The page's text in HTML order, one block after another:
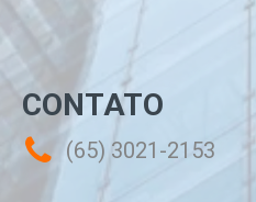
CONTATO
(65) 3021-2153